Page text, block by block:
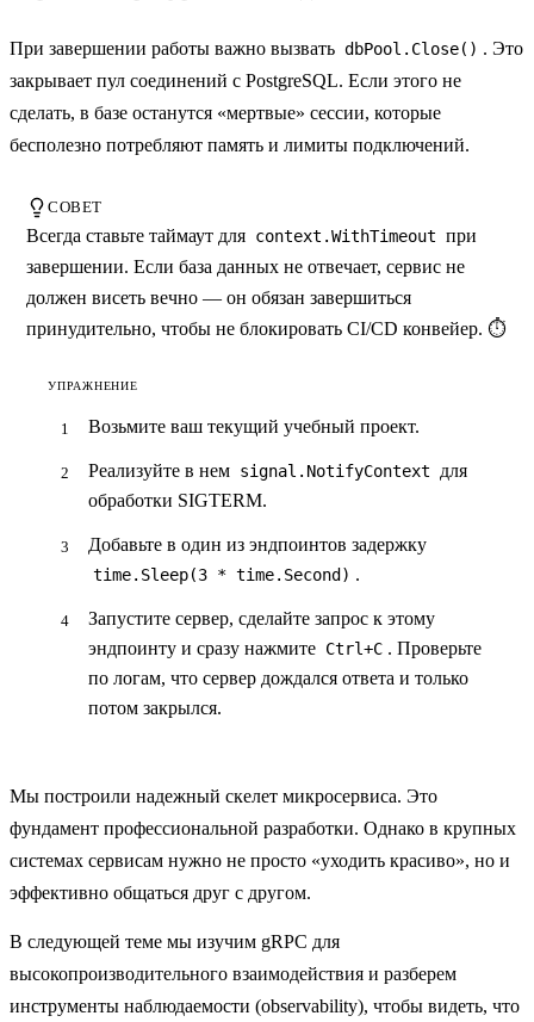
При завершении работы важно вызвать dbPool.Close() . Это
закрывает пул соединений с PostgreSQL. Если этого не
сделать, в базе останутся «мертвые» сессии, которые
бесполезно потребляют память и лимиты подключений.
СОВЕТ
Всегда ставьте таймаут для context.WithTimeout при
завершении. Если база данных не отвечает, сервис не
должен висеть вечно — он обязан завершиться
принудительно, чтобы не блокировать CI/CD конвейер. ⏱️
УПРАЖНЕНИЕ
Возьмите ваш текущий учебный проект.
Реализуйте в нем signal.NotifyContext
для
обработки SIGTERM.
Добавьте в один из эндпоинтов задержку
time.Sleep(3 * time.Second) .
Запустите сервер, сделайте запрос к этому
эндпоинту и сразу нажмите Ctrl+C . Проверьте
по логам, что сервер дождался ответа и только
потом закрылся.
Мы построили надежный скелет микросервиса. Это
фундамент профессиональной разработки. Однако в крупных
системах сервисам нужно не просто «уходить красиво», но и
эффективно общаться друг с другом.
В следующей теме мы изучим gRPC для
высокопроизводительного взаимодействия и разберем
инструменты наблюдаемости (observability), чтобы видеть, что